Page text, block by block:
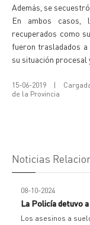
Además, se
En ambos casos,
recuperados como
fueron trasladados a
su situación procesal
15-06-2019 |
de la Provincia
Noticias
08-10-2024
La Policía detuvo
Los asesinos a